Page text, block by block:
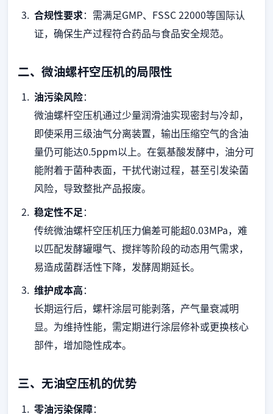
合规性要求：需满足GMP、FSSC 22000等国际认
证，确保生产过程符合药品与食品安全规范。
二、微油螺杆空压机的局限性
油污染风险：
微油螺杆空压机通过少量润滑油实现密封与冷却，
即使采用三级油气分离装置，输出压缩空气的含油
量仍可能达0.5ppm以上。在氨基酸发酵中，油分可
能附着于菌种表面，干扰代谢过程，甚至引发染菌
风险，导致整批产品报废。
稳定性不足：
传统微油螺杆空压机压力偏差可能超0.03MPa，难
以匹配发酵罐曝气、搅拌等阶段的动态用气需求，
易造成菌群活性下降，发酵周期延长。
维护成本高：
长期运行后，螺杆涂层可能剥落，产气量衰减明
显。为维持性能，需定期进行涂层修补或更换核心
部件，增加隐性成本。
三、无油空压机的优势
零油污染保障：